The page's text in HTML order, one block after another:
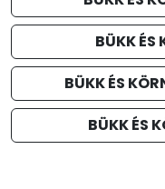
BÜKK ÉS
BÜKK ÉS
BÜKK ÉS